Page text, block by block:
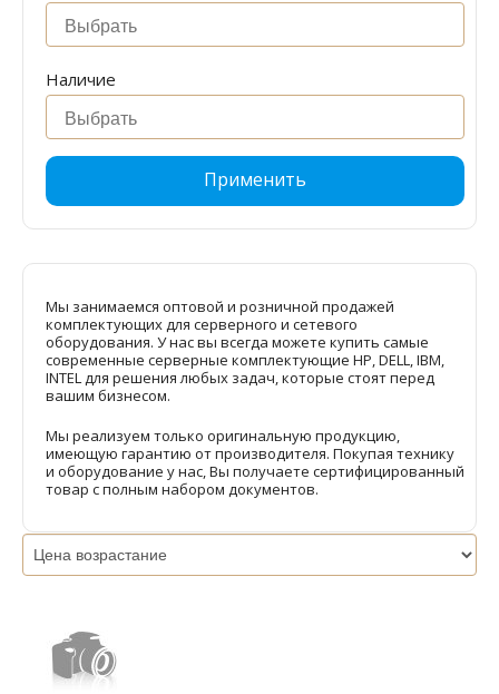
Наличие
Применить
Мы занимаемся оптовой и розничной продажей
комплектующих для серверного и сетевого
оборудования. У нас вы всегда можете купить самые
современные серверные комплектующие HP, DELL, IBM,
INTEL для решения любых задач, которые стоят перед
вашим бизнесом.
Мы реализуем только оригинальную продукцию,
имеющую гарантию от производителя. Покупая технику
и оборудование у нас, Вы получаете сертифицированный
товар с полным набором документов.